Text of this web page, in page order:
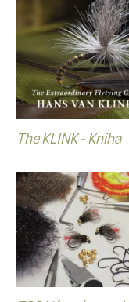
Jak si
rybáře/
knížku.
většinou
není
až.